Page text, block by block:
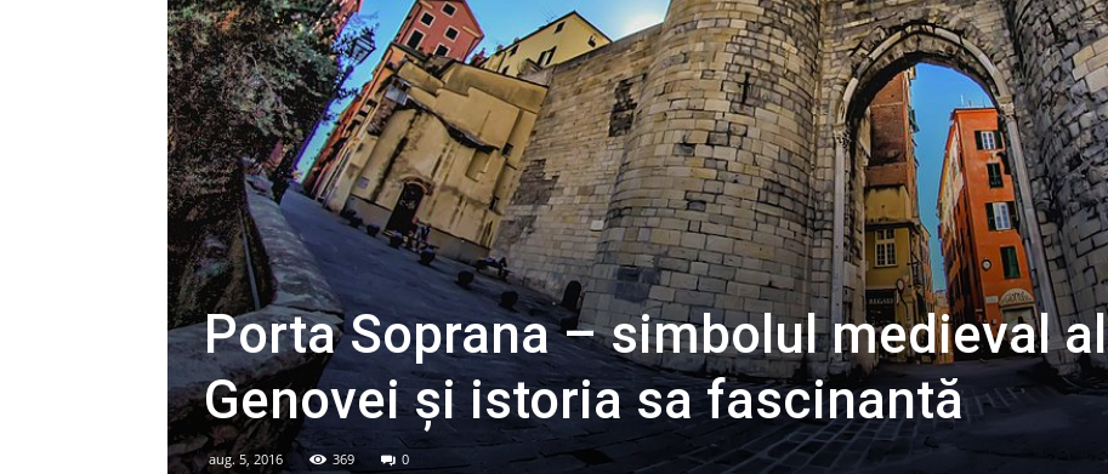
Porta Soprana – simbolul medieval al
Genovei și istoria sa fascinantă
aug. 5, 2016 369 0